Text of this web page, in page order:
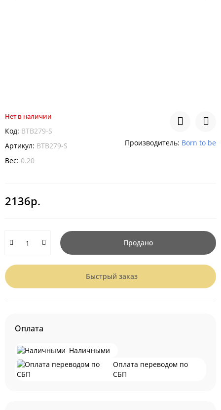
Нет в наличии
Код: BTB279-S
Артикул: BTB279-S
Вес: 0.20
Производитель: Born to be
2136р.
Продано
Быстрый заказ
Оплата
Наличными
Оплата переводом по
СБП